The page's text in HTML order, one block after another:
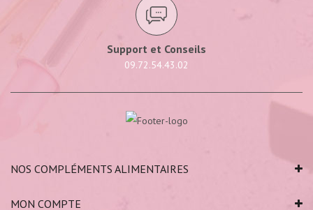
Support et Conseils
09.72.54.43.02
NOS COMPLÉMENTS ALIMENTAIRES
MON COMPTE